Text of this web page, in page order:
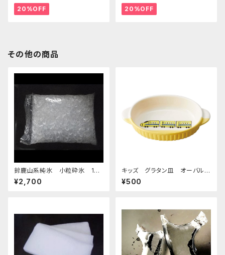
20%OFF 20%OFF
その他の商品
鈴鹿山系純氷 小粒砕氷 14k
g
¥2,700
キッズ グラタン皿 オーバルデ
ィッシュ 超特急イエロー
¥500